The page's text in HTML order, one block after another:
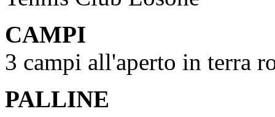
CAMPI
3 campi all'aperto in terra
PALLINE